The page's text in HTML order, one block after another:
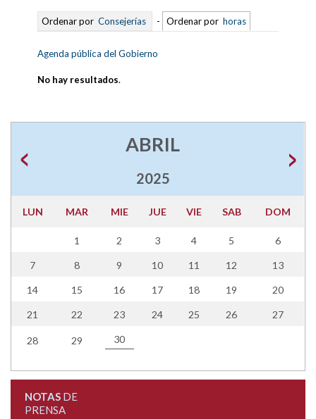
Ordenar por Consejerías - Ordenar por horas
Agenda pública del Gobierno
No hay resultados.
ABRIL
2025
LUN MAR MIE JUE VIE SAB DOM
1 2 3 4 5 6
7 8 9 10 11 12 13
14 15 16 17 18 19 20
21 22 23 24 25 26 27
28 29 30
NOTASDE
PRENSA